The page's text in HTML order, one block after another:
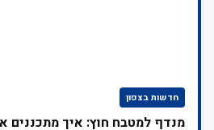
חדשות בצפון
מנדף למטבח חוץ: איך מתכננים